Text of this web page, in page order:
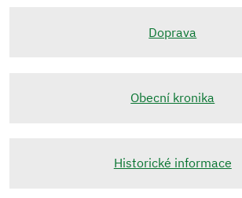
Doprava
Obecní kronika
Historické informace